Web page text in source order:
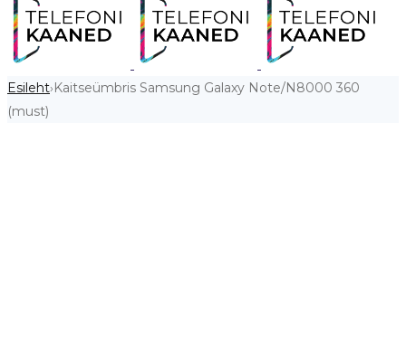
Esileht›Kaitseümbris Samsung Galaxy Note/N8000 360
(must)